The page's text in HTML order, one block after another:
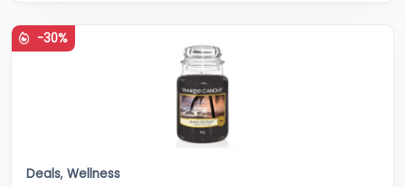
-30%
Deals, Wellness